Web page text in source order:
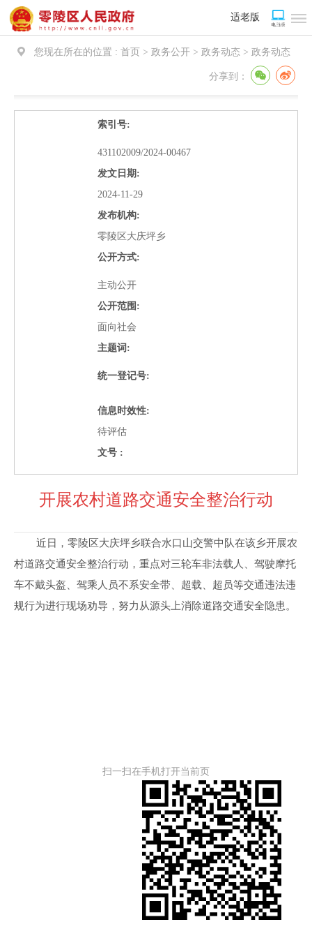
您现在所在的位置 : 首页 > 政务公开 > 政务动态 > 政务动态
分享到：
索引号:
431102009/2024-00467
发文日期:
2024-11-29
发布机构:
零陵区大庆坪乡
公开方式:
主动公开
公开范围:
面向社会
主题词:
统一登记号:
信息时效性:
待评估
文号 :
开展农村道路交通安全整治行动
近日，零陵区大庆坪乡联合水口山交警中队在该乡开展农
村道路交通安全整治行动，重点对三轮车非法载人、驾驶摩托
车不戴头盔、驾乘人员不系安全带、超载、超员等交通违法违
规行为进行现场劝导，努力从源头上消除道路交通安全隐患。
扫一扫在手机打开当前页
适老版